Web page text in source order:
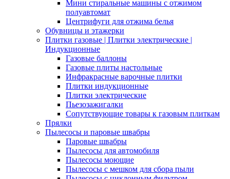
Мини стиральные машины с отжимом
полуавтомат
Центрифуги для отжима белья
Обувницы и этажерки
Плитки газовые | Плитки электрические |
Индукционные
Газовые баллоны
Газовые плиты настольные
Инфракрасные варочные плитки
Плитки индукционные
Плитки электрические
Пьезозажигалки
Сопутствующие товары к газовым плиткам
Прялки
Пылесосы и паровые швабры
Паровые швабры
Пылесосы для автомобиля
Пылесосы моющие
Пылесосы с мешком для сбора пыли